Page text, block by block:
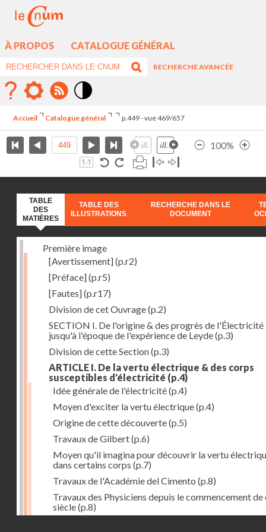
À PROPOS CATALOGUE GÉNÉRAL
RECHERCHE AVANCÉE
élévé
Accueil Catalogue général p.449 - vue 469/657
100%
TABLE
DES
MATIÈRES
TABLE DES
ILLUSTRATIONS
RECHERCHE DANS LE
DOCUMENT
Première image
[Avertissement](p.r2)
[Préface](p.r5)
[Fautes](p.r17)
Division de cet Ouvrage(p.2)
SECTION I. De l'origine & des progrès de l'Électricité
jusqu'à l'époque de l'expérience de Leyde(p.3)
Division de cette Section(p.3)
ARTICLE I. De la vertu électrique & des corps
susceptibles d'électricité (p.4)
Idée générale de l'électricité(p.4)
Moyen d'exciter la vertu électrique(p.4)
Origine de cette découverte(p.5)
Travaux de Gilbert(p.6)
Moyen qu'il imagina pour découvrir la vertu
dans certains corps (p.7)
Travaux de l'Académie del Cimento (p.8)
Travaux des Physiciens depuis le commencement de
siècle(p.8)